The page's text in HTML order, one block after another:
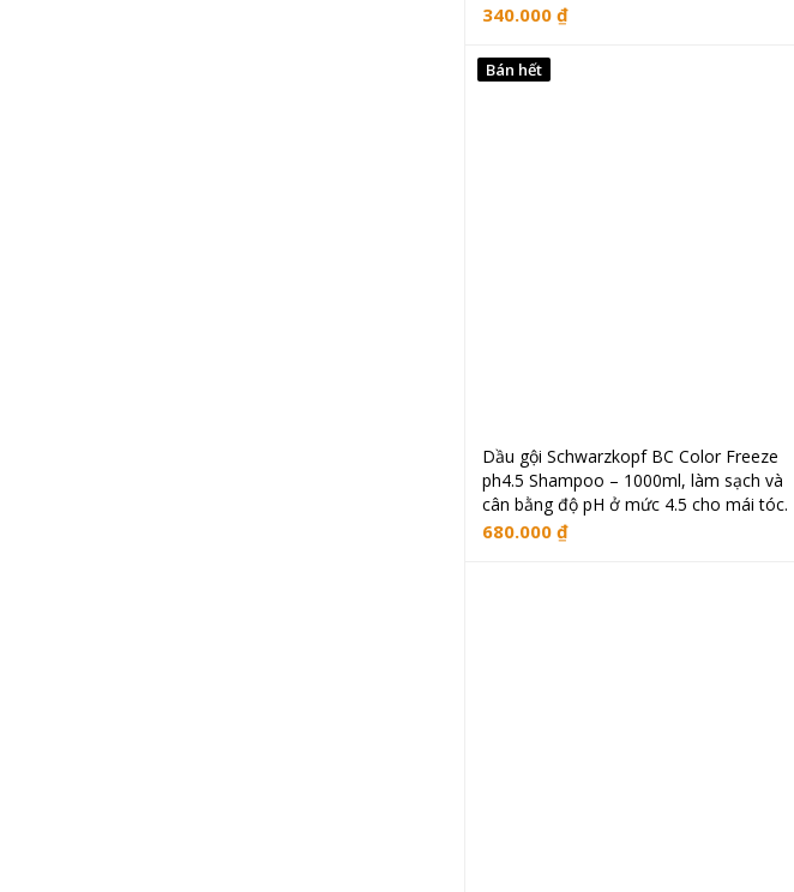
340.000 ₫
Bán hết
Đọc tiếp
Dầu gội Schwarzkopf BC Color Freeze
ph4.5 Shampoo – 1000ml, làm sạch và
cân bằng độ pH ở mức 4.5 cho mái tóc.
680.000 ₫